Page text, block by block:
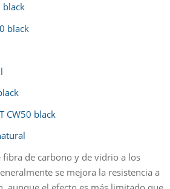
black
black
CW50 black
de carbono y de vidrio a los
se mejora la resistencia a